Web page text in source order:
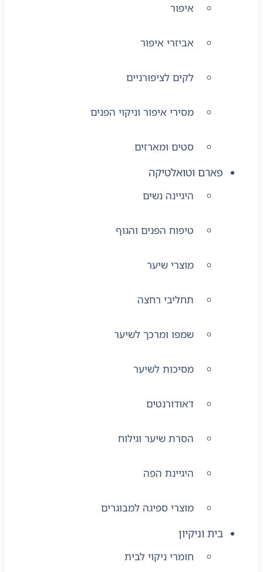
איפור
אביזרי איפור
לקים לציפורניים
מסירי איפור וניקוי הפנים
סטים ומארזים
פארם וטואלטיקה
היגיינה נשים
טיפוח הפנים והגוף
מוצרי שיער
תחליבי רחצה
שמפו ומרכך לשיער
מסיכות לשיער
דאודורנטים
הסרת שיער וגילוח
היגיינת הפה
מוצרי ספיגה למבוגרים
בית וניקיון
חומרי ניקוי לבית